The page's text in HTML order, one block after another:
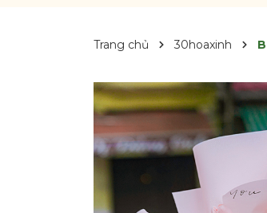
Trang chủ 30hoaxinh